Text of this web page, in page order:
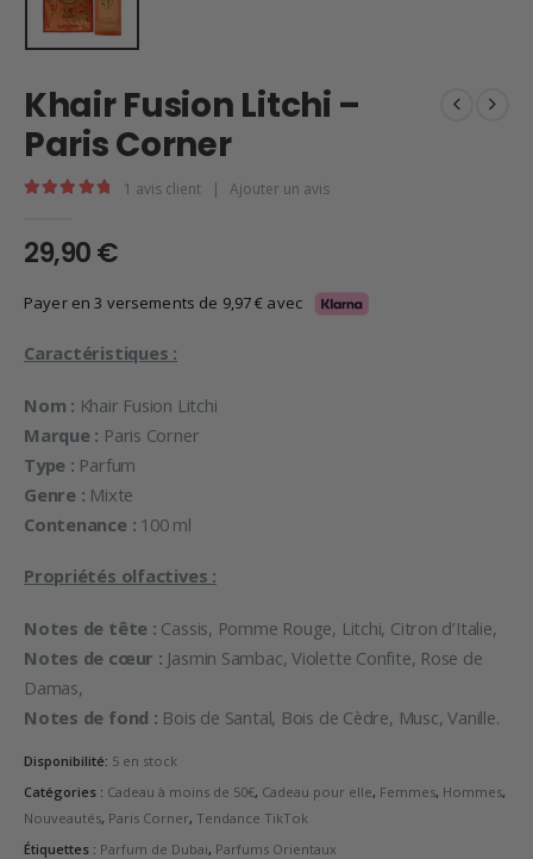
Khair Fusion Litchi –
Paris Corner
1 avis client | Ajouter un avis
29,90€
Payer en 3 versements de 9,97€ avec
Caractéristiques :
Nom : Khair Fusion Litchi
Marque : Paris Corner
Type : Parfum
Genre : Mixte
Contenance : 100 ml
Propriétés olfactives :
Notes de tête : Cassis, Pomme Rouge, Litchi, Citron d’Italie,
Notes de cœur : Jasmin Sambac, Violette Confite, Rose de
Damas,
Notes de fond : Bois de Santal, Bois de Cèdre, Musc, Vanille.
Disponibilité: 5 en stock
Catégories : Cadeau à moins de 50€, Cadeau pour elle, Femmes, Hommes,
Nouveautés, Paris Corner, Tendance TikTok
Étiquettes : Parfum de Dubai, Parfums Orientaux